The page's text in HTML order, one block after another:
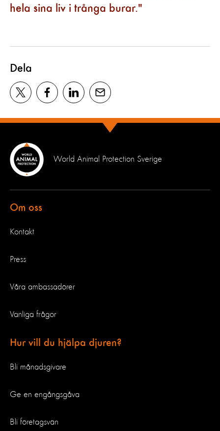
hela sina liv i trånga burar.
Dela
World Animal Protection Sverige
Om oss
Kontakt
Press
Våra ambassadörer
Vanliga frågor
Hur vill du hjälpa djuren?
Bli månadsgivare
Ge en engångsgåva
Bli företagsvän